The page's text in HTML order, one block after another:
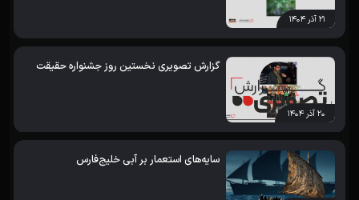
۲۱ آذر ۱۴۰۴
۲۰ آذر ۱۴۰۴
گزارش تصویری نخستین روز جشنواره حقیقت
سایه‌های استعمار بر آبی خلیج‌فارس